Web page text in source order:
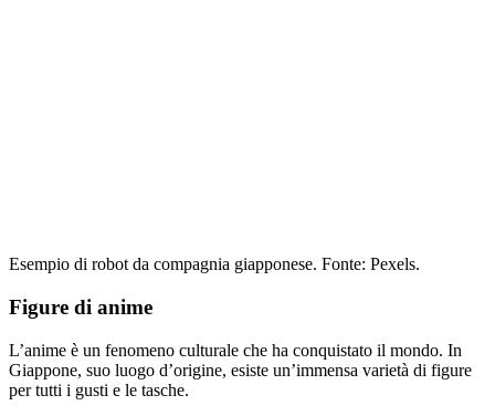
Esempio di robot da compagnia giapponese. Fonte: Pexels.
Figure di anime
L’anime è un fenomeno culturale che ha conquistato il mondo. In
Giappone, suo luogo d’origine, esiste un’immensa varietà di figure
per tutti i gusti e le tasche.